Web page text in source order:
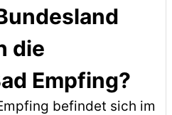
die
Empfing?
befindet sich im